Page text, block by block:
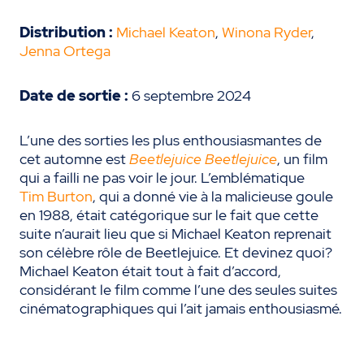
Distribution : Michael Keaton, Winona Ryder,
Jenna Ortega
Date de sortie : 6 septembre 2024
L’une des sorties les plus enthousiasmantes de
cet automne estBeetlejuice Beetlejuice, un film
qui a failli ne pas voir le jour. L’emblématique
Tim Burton, qui a donné vie à la malicieuse goule
en 1988, était catégorique sur le fait que cette
suite n’aurait lieu que si Michael Keaton reprenait
son célèbre rôle de Beetlejuice. Et devinez quoi?
Michael Keaton était tout à fait d’accord,
considérant le film comme l’une des seules suites
cinématographiques qui l’ait jamais enthousiasmé.